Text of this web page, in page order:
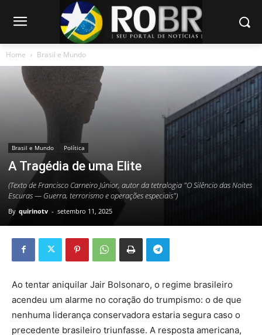
Home Brasil e Mundo
Brasil e Mundo Política
A Tragédia de uma Elite
(Texto de Francisco Carneiro Júnior, autor da tetralogia "O Silêncio das Noites
Escuras — Guerra, terrorismo e operações especiais")
By quirinotv - setembro 11, 2025
Ao tentar aniquilar Jair Bolsonaro, o regime brasileiro
acendeu um alarme no coração do trumpismo: o de que
nenhuma liderança conservadora estaria segura caso o
precedente brasileiro triunfasse. A resposta americana,